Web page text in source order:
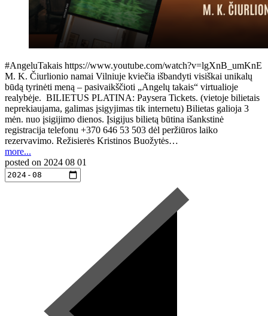
#AngeluTakais https://www.youtube.com/watch?v=lgXnB_umKnE
M. K. Čiurlionio namai Vilniuje kviečia išbandyti visiškai unikalų
būdą tyrinėti meną – pasivaikščioti „Angelų takais“ virtualioje
realybėje. BILIETUS PLATINA: Paysera Tickets. (vietoje bilietais
neprekiaujama, galimas įsigyjimas tik internetu) Bilietas galioja 3
mėn. nuo įsigijimo dienos. Įsigijus bilietą būtina išankstinė
registracija telefonu +370 646 53 503 dėl peržiūros laiko
rezervavimo. Režisierės Kristinos Buožytės…
more...
posted on 2024 08 01